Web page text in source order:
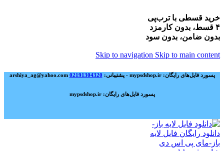
خرید قسطی با ترب‌پی
۴ قسط، بدون کارمزد
بدون ضامن، بدون سود
Skip to navigation Skip to main content
پسورد فایل‌های رایگان: mypsdshop.ir - پشتیبانی: arshiya_ag@yahoo.com 02191304320
پسورد فایل‌های رایگان: mypsdshop.ir